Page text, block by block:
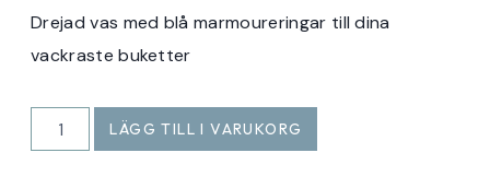
Drejad vas med blå marmoureringar till dina
vackraste buketter
Vas
marmourerad
LÄGG TILL I VARUKORG